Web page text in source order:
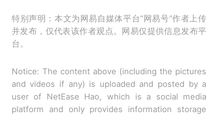
特别声明：本文为网易自媒体平台“网易号”作者上传
并发布，仅代表该作者观点。网易仅提供信息发布平
台。
Notice: The content above (including the pictures
and videos if any) is uploaded and posted by a
user of NetEase Hao, which is a social media
platform and only provides information storage